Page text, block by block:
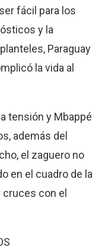
fácil para los
y la
Paraguay
la vida al
tensión y Mbappé
además del
el zaguero no
en el cuadro de la
con el